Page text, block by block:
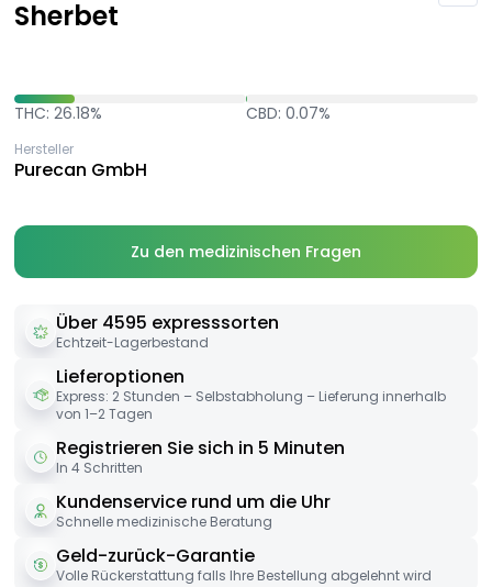
Sherbet
THC: 26.18% CBD: 0.07%
Hersteller
Purecan GmbH
Zu den medizinischen Fragen
Über 4595 expresssorten
Echtzeit-Lagerbestand
Lieferoptionen
Express: 2 Stunden – Selbstabholung – Lieferung innerhalb
von 1–2 Tagen
Registrieren Sie sich in 5 Minuten
In 4 Schritten
Kundenservice rund um die Uhr
Schnelle medizinische Beratung
Geld-zurück-Garantie
Volle Rückerstattung falls Ihre Bestellung abgelehnt wird